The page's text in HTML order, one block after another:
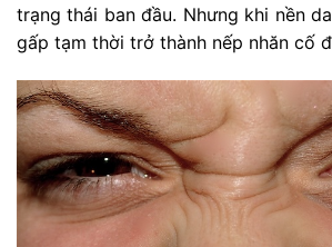
trạng thái ban đầu. Nhưng khi nền
gấp tạm thời trở thành nếp nhăn cố